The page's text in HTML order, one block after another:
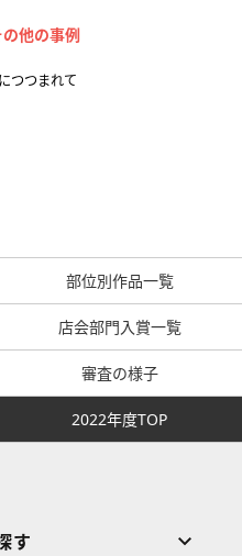
部位別作品一覧
店会部門入賞一覧
審査の様子
2022年度TOP
他の事例
つつまれて
す